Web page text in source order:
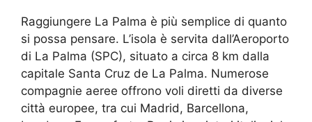
Raggiungere La Palma è più semplice di quanto
si possa pensare. L’isola è servita dall’Aeroporto
di La Palma (SPC), situato a circa 8 km dalla
capitale Santa Cruz de La Palma. Numerose
compagnie aeree offrono voli diretti da diverse
città europee, tra cui Madrid, Barcellona,